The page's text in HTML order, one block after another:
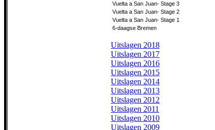
Vuelta a San Juan- Stage 3
Vuelta a San Juan- Stage 2
Vuelta a San Juan- Stage 1
6-daagse Bremen
Uitslagen 2018
Uitslagen 2017
Uitslagen 2016
Uitslagen 2015
Uitslagen 2014
Uitslagen 2013
Uitslagen 2012
Uitslagen 2011
Uitslagen 2010
Uitslagen 2009